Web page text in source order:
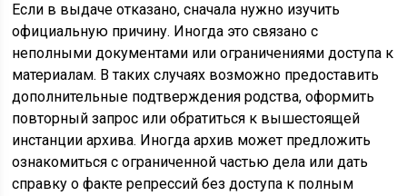
Если в выдаче отказано, сначала нужно изучить
официальную причину. Иногда это связано с
неполными документами или ограничениями доступа к
материалам. В таких случаях возможно предоставить
дополнительные подтверждения родства, оформить
повторный запрос или обратиться к вышестоящей
инстанции архива. Иногда архив может предложить
ознакомиться с ограниченной частью дела или дать
справку о факте репрессий без доступа к полным